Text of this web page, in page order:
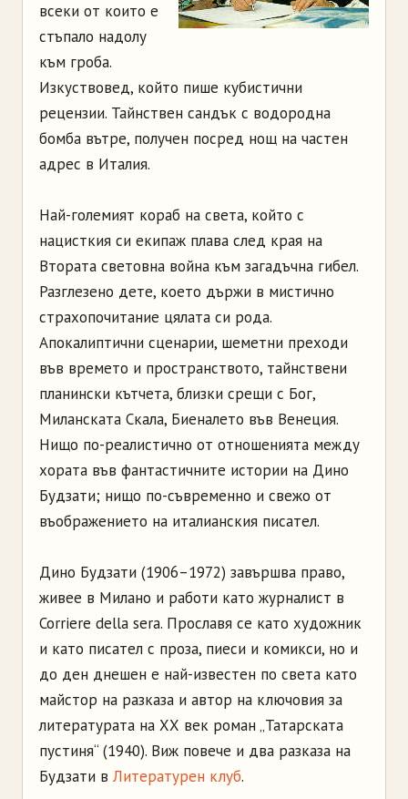
всеки от които е
стъпало надолу
към гроба.
Изкуствовед, който пише кубистични
рецензии. Тайнствен сандък с водородна
бомба вътре, получен посред нощ на частен
адрес в Италия.
Най-големият кораб на света, който с
нацисткия си екипаж плава след края на
Втората световна война към загадъчна гибел.
Разглезено дете, което държи в мистично
страхопочитание цялата си рода.
Апокалиптични сценарии, шеметни преходи
във времето и пространството, тайнствени
планински кътчета, близки срещи с Бог,
Миланската Скала, Биеналето във Венеция.
Нищо по-реалистично от отношенията между
хората във фантастичните истории на Дино
Будзати; нищо по-съвременно и свежо от
въображението на италианския писател.
Дино Будзати (1906–1972) завършва право,
живее в Милано и работи като журналист в
Corriere della sera. Прославя се като художник
и като писател с проза, пиеси и комикси, но и
до ден днешен е най-известен по света като
майстор на разказа и автор на ключовия за
литературата на ХХ век роман „Татарската
пустиня“ (1940). Виж повече и два разказа на
Будзати в Литературен клуб.